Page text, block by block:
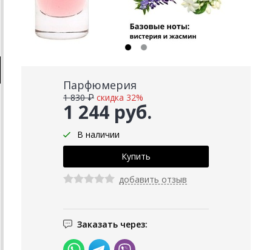
Парфюмерия
1 244 руб.
1 830 ₽ скидка 32%
В наличии
добавить отзыв
Заказать через: